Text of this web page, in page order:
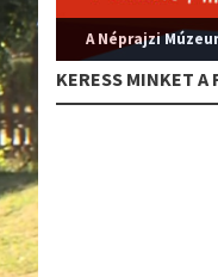
A Néprajzi
KERESS MINKET A